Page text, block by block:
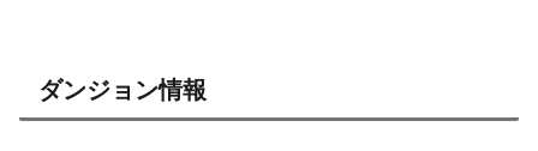
ダンジョン情報